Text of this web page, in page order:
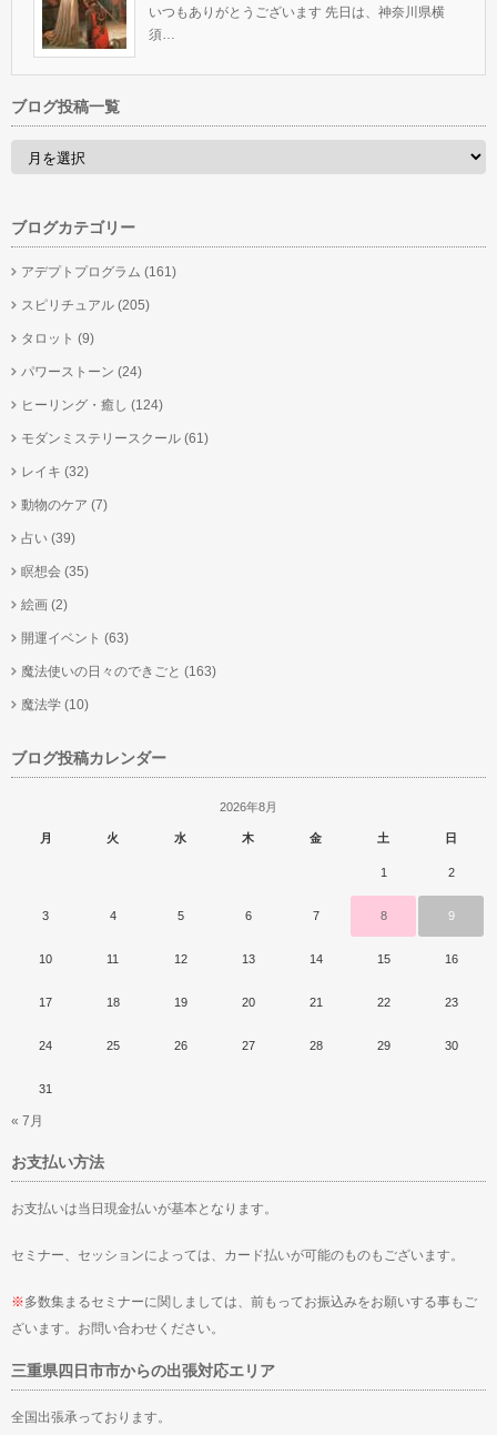
いつもありがとうございます 先日は、神奈川県横
須…
ブログ投稿一覧
ブログカテゴリー
アデプトプログラム (161)
スピリチュアル (205)
タロット (9)
パワーストーン (24)
ヒーリング・癒し (124)
モダンミステリースクール (61)
レイキ (32)
動物のケア (7)
占い (39)
瞑想会 (35)
絵画 (2)
開運イベント (63)
魔法使いの日々のできごと (163)
魔法学 (10)
ブログ投稿カレンダー
2026年8月
月 火 水 木 金 土 日
1 2
3 4 5 6 7 8 9
10 11 12 13 14 15 16
17 18 19 20 21 22 23
24 25 26 27 28 29 30
31
« 7月
お支払い方法
お支払いは当日現金払いが基本となります。
セミナー、セッションによっては、カード払いが可能のものもございます。
※多数集まるセミナーに関しましては、前もってお振込みをお願いする事もご
ざいます。お問い合わせください。
三重県四日市市からの出張対応エリア
全国出張承っております。